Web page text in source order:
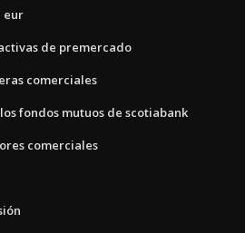
eur
de premercado
comerciales
fondos mutuos de scotiabank
comerciales